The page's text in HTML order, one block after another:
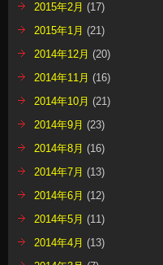
2015年2月 (17)
2015年1月 (21)
2014年12月 (20)
2014年11月 (16)
2014年10月 (21)
2014年9月 (23)
2014年8月 (16)
2014年7月 (13)
2014年6月 (12)
2014年5月 (11)
2014年4月 (13)